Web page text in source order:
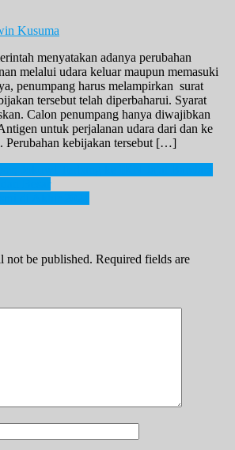
Kusuma
menyatakan adanya perubahan
melalui udara keluar maupun memasuki
penumpang harus melampirkan surat
tersebut telah diperbaharui. Syarat
Calon penumpang hanya diwajibkan
untuk perjalanan udara dari dan ke
Perubahan kebijakan tersebut […]
not be published. Required fields are